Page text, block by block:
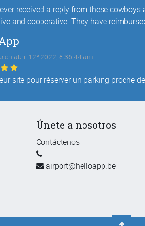
received a reply from these
and cooperative. They have
en abril 12º 2022, 8:36:44 am
site pour réserver un parking proche
Únete a nosotros
Contáctenos
airport@helloapp.be